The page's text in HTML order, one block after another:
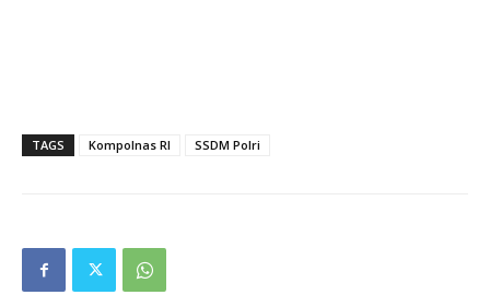
TAGS Kompolnas RI SSDM Polri